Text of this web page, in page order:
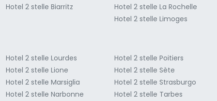
Hotel 2 stelle Biarritz
Hotel 2 stelle La Rochelle
Hotel 2 stelle Limoges
Hotel 2 stelle Lourdes
Hotel 2 stelle Lione
Hotel 2 stelle Marsiglia
Hotel 2 stelle Narbonne
Hotel 2 stelle Poitiers
Hotel 2 stelle Sète
Hotel 2 stelle Strasburgo
Hotel 2 stelle Tarbes